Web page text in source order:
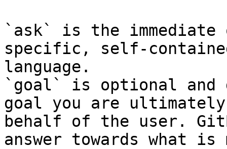
`ask` is the
specific, self-
language.
`goal` is optional and
goal you are
behalf of the user.
answer towards what